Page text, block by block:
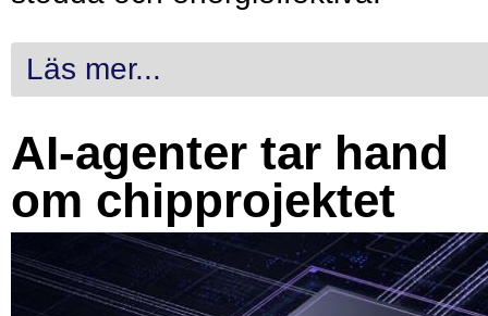
Läs mer...
AI-agenter tar hand
om chipprojektet